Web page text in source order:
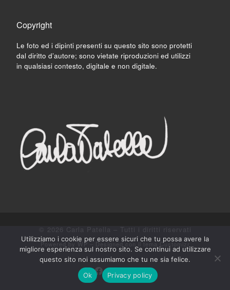
Copyright
Le foto ed i dipinti presenti su questo sito sono protetti
dal diritto d’autore; sono vietate riproduzioni ed utilizzi
in qualsiasi contesto, digitale e non digitale.
© 2026 Carla Patella – Tutti i diritti riservati
Powered byWP– Designed con iltema Customizr
Utilizziamo i cookie per essere sicuri che tu possa avere la
migliore esperienza sul nostro sito. Se continui ad utilizzare
questo sito noi assumiamo che tu ne sia felice.
Ok
Privacy policy